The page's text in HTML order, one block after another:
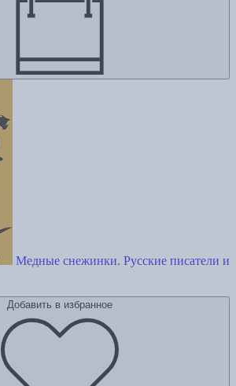
Медные снежинки. Русские писатели и
Добавить в избранное